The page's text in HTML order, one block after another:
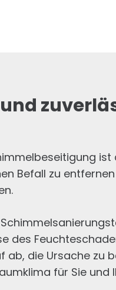
Befall zu
des
ab, die Ursache zu
für Sie und